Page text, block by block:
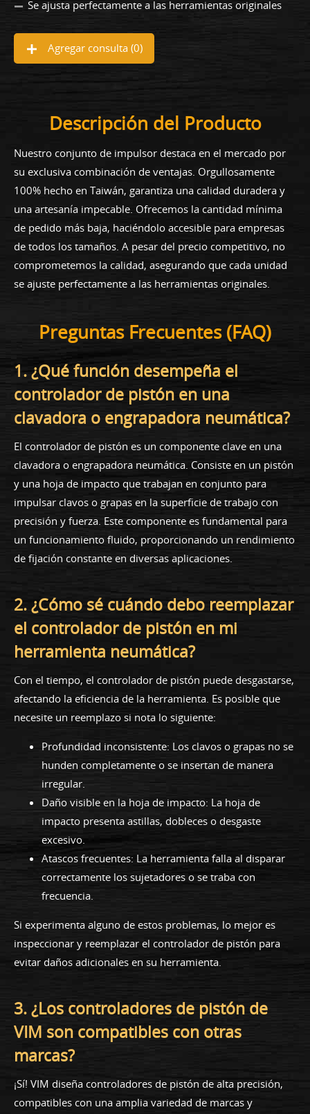
Se ajusta perfectamente a las herramientas originales
Agregar consulta (0)
Descripción del Producto
Nuestro conjunto de impulsor destaca en el mercado por
su exclusiva combinación de ventajas. Orgullosamente
100% hecho en Taiwán, garantiza una calidad duradera y
una artesanía impecable. Ofrecemos la cantidad mínima
de pedido más baja, haciéndolo accesible para empresas
de todos los tamaños. A pesar del precio competitivo, no
comprometemos la calidad, asegurando que cada unidad
se ajuste perfectamente a las herramientas originales.
Preguntas Frecuentes (FAQ)
1. ¿Qué función desempeña el
controlador de pistón en una
clavadora o engrapadora neumática?
El controlador de pistón es un componente clave en una
clavadora o engrapadora neumática. Consiste en un pistón
y una hoja de impacto que trabajan en conjunto para
impulsar clavos o grapas en la superficie de trabajo con
precisión y fuerza. Este componente es fundamental para
un funcionamiento fluido, proporcionando un rendimiento
de fijación constante en diversas aplicaciones.
2. ¿Cómo sé cuándo debo reemplazar
el controlador de pistón en mi
herramienta neumática?
Con el tiempo, el controlador de pistón puede desgastarse,
afectando la eficiencia de la herramienta. Es posible que
necesite un reemplazo si nota lo siguiente:
Profundidad inconsistente: Los clavos o grapas no se
hunden completamente o se insertan de manera
irregular.
Daño visible en la hoja de impacto: La hoja de
impacto presenta astillas, dobleces o desgaste
excesivo.
Atascos frecuentes: La herramienta falla al disparar
correctamente los sujetadores o se traba con
frecuencia.
Si experimenta alguno de estos problemas, lo mejor es
inspeccionar y reemplazar el controlador de pistón para
evitar daños adicionales en su herramienta.
3. ¿Los controladores de pistón de
VIM son compatibles con otras
marcas?
¡Sí! VIM diseña controladores de pistón de alta precisión,
compatibles con una amplia variedad de marcas y